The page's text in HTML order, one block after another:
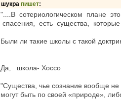
шукра пишет:
"....В сотериологическом плане
спасения, есть существа,
Были ли такие школы с такой
Да, школа- Хоссо
"Существа, чье сознание вообще
могут быть по своей «природе»,